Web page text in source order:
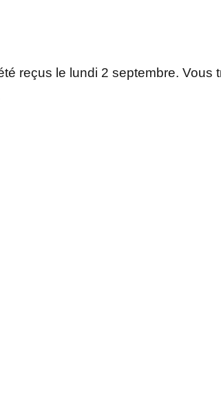
reçus le lundi 2 septembre. Vous